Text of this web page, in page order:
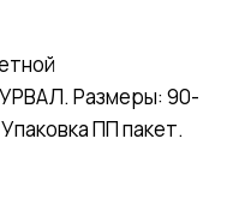
Размеры: 90-
ПП пакет.